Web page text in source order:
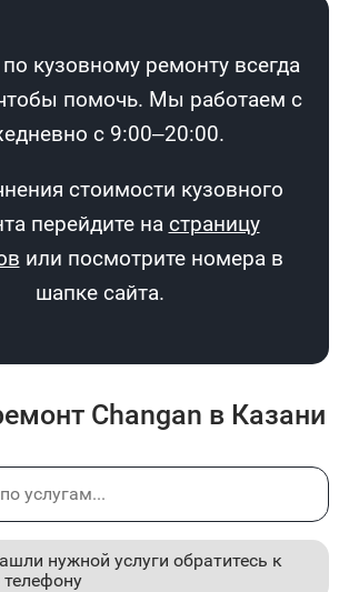
кузовному ремонту всегда
помочь. Мы работаем с
с 9:00–20:00.
стоимости кузовного
перейдите на страницу
или посмотрите номера в
шапке сайта.
Changan в Казани
нужной услуги обратитесь к